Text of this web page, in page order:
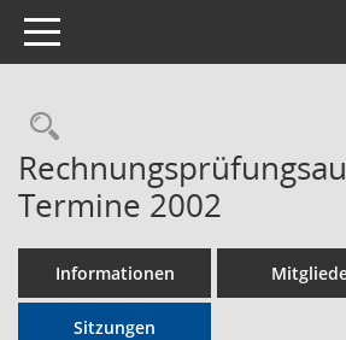
Toggle navigation
Rechercheauswahl
Termine 2002
Informationen
Sitzungen